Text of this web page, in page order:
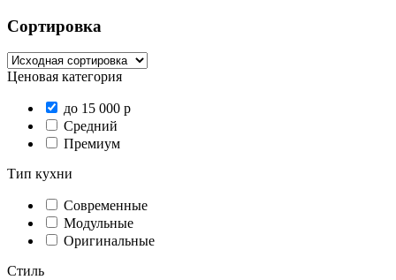
Сортировка
Ценовая категория
до 15 000 р
Средний
Премиум
Тип кухни
Современные
Модульные
Оригинальные
Стиль